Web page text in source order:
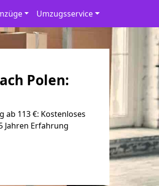
Umzugsservice
Polen:
ab 113 €: Kostenloses
Erfahrung